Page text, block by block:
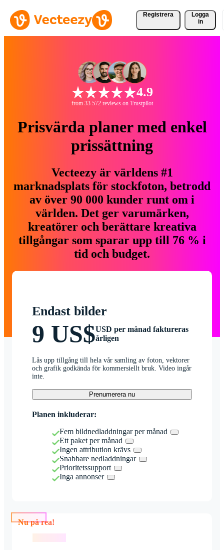
Registrera
Logga
in
4.9
from 33 572 reviews on Trustpilot
Prisvärda planer med enkel
prissättning
Vecteezy är världens #1
marknadsplats för stockfoton, betrodd
av över 90 000 kunder runt om i
världen. Det ger varumärken,
kreatörer och berättare kreativa
tillgångar som sparar upp till 76 % i
tid och budget.
Endast bilder
9 US$USD per månad faktureras
årligen
Lås upp tillgång till hela vår samling av foton, vektorer
och grafik godkända för kommersiellt bruk. Video ingår
inte.
Prenumerera nu
Planen inkluderar:
Fem bildnedladdningar per månad
Ett paket per månad
Ingen attribution krävs
Snabbare nedladdningar
Prioritetssupport
Inga annonser
Nu på rea!